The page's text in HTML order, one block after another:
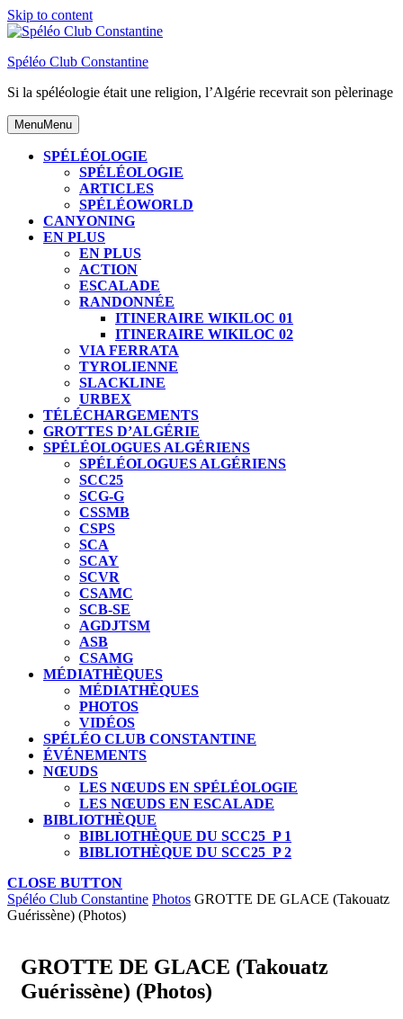
Skip to content
Spéléo Club Constantine
Si la spéléologie était une religion, l’Algérie recevrait son pèlerinage
MenuMenu
SPÉLÉOLOGIE
SPÉLÉOLOGIE
ARTICLES
SPÉLÉOWORLD
CANYONING
EN PLUS
EN PLUS
ACTION
ESCALADE
RANDONNÉE
ITINERAIRE WIKILOC 01
ITINERAIRE WIKILOC 02
VIA FERRATA
TYROLIENNE
SLACKLINE
URBEX
TÉLÉCHARGEMENTS
GROTTES D’ALGÉRIE
SPÉLÉOLOGUES ALGÉRIENS
SPÉLÉOLOGUES ALGÉRIENS
SCC25
SCG-G
CSSMB
CSPS
SCA
SCAY
SCVR
CSAMC
SCB-SE
AGDJTSM
ASB
CSAMG
MÉDIATHÈQUES
MÉDIATHÈQUES
PHOTOS
VIDÉOS
SPÉLÉO CLUB CONSTANTINE
ÉVÉNEMENTS
NŒUDS
LES NŒUDS EN SPÉLÉOLOGIE
LES NŒUDS EN ESCALADE
BIBLIOTHÈQUE
BIBLIOTHÈQUE DU SCC25_P 1
BIBLIOTHÈQUE DU SCC25_P 2
CLOSE BUTTON
Spéléo Club Constantine Photos GROTTE DE GLACE (Takouatz
Guérissène) (Photos)
GROTTE DE GLACE (Takouatz
Guérissène) (Photos)